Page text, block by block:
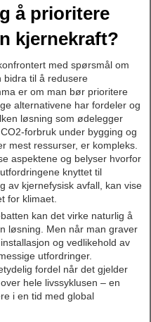
å prioritere
kjernekraft?
med spørsmål om
bidra til å redusere
er om man bør prioritere
alternativene har fordeler og
løsning som ødelegger
forbruk under bygging og
mest ressurser, er kompleks.
aspektene og belyser hvorfor
knyttet til
av kjernefysisk avfall, kan vise
for klimaet.
kan det virke naturlig å
løsning. Men når man graver
og vedlikehold av
utfordringer.
fordel når det gjelder
hele livssyklusen – en
i en tid med global